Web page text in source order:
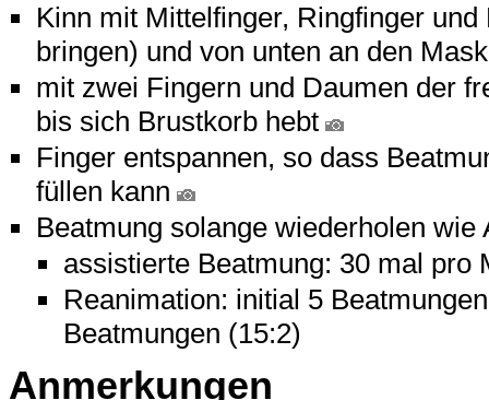
Kinn mit Mittelfinger, Ringfinger
bringen) und von unten an den
mit zwei Fingern und Daumen der
bis sich Brustkorb hebt
Finger entspannen, so dass
füllen kann
Beatmung solange wiederholen
assistierte Beatmung: 30 mal pro
Reanimation: initial 5
Beatmungen (15:2)
Anmerkungen